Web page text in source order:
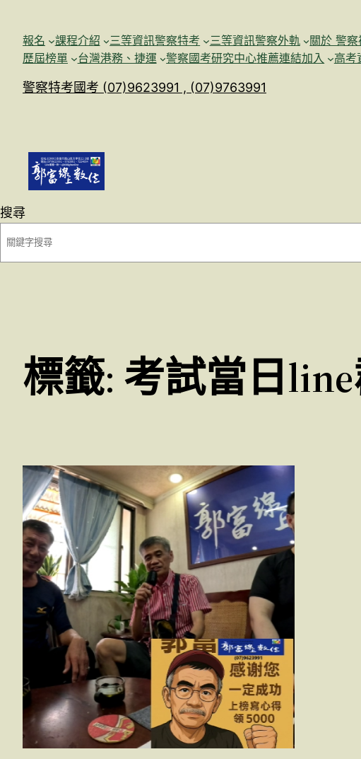
報名 課程介紹 三等資訊警察特考 三等資訊警察外軌 關於 警察
歷屆榜單
台灣港務、捷運 警察國考研究中心推薦連結加入 高考
警察特考國考 (07)9623991 , (07)9763991
搜尋
標籤: 考試當日